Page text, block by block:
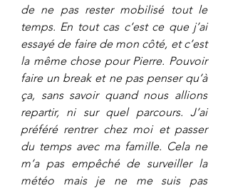
de ne pas rester mobilisé tout le
temps. En tout cas c’est ce que j’ai
essayé de faire de mon côté, et c’est
la même chose pour Pierre. Pouvoir
faire un break et ne pas penser qu’à
ça, sans savoir quand nous allions
repartir, ni sur quel parcours. J’ai
préféré rentrer chez moi et passer
du temps avec ma famille. Cela ne
m’a pas empêché de surveiller la
météo mais je ne me suis pas